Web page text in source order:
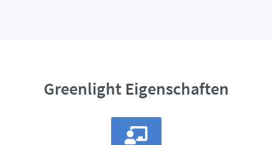
Greenlight Eigenschaften